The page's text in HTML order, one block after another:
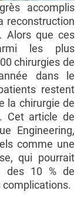
accomplis
reconstruction
Alors que ces
les plus
chirurgies de
dans le
restent
la chirurgie de
Cet article de
Engineering,
comme une
qui pourrait
des 10 % de